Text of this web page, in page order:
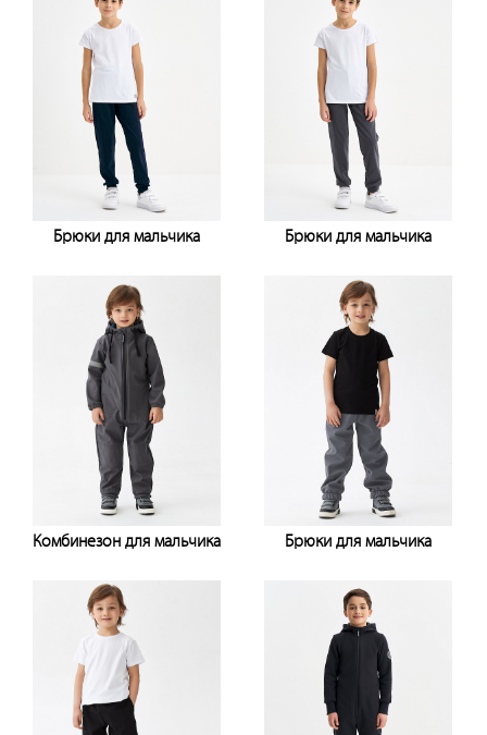
Брюки для мальчика
Брюки для мальчика
Комбинезон для мальчика
Брюки для мальчика